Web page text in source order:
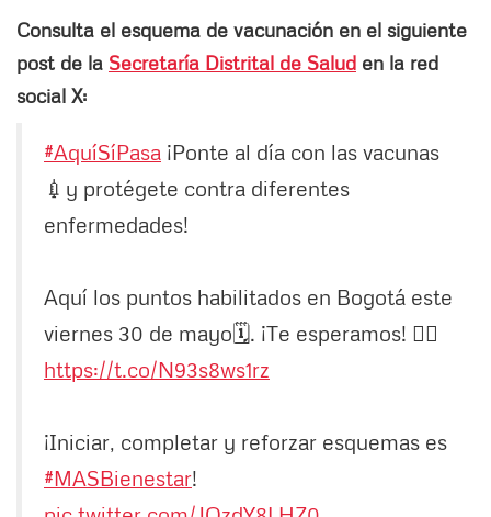
Consulta el esquema de vacunación en el siguiente
post de la Secretaría Distrital de Salud en la red
social X:
#AquíSíPasa ¡Ponte al día con las vacunas
💉y protégete contra diferentes
enfermedades!
Aquí los puntos habilitados en Bogotá este
viernes 30 de mayo🗓️. ¡Te esperamos! 👉🏻
https://t.co/N93s8ws1rz
¡Iniciar, completar y reforzar esquemas es
#MASBienestar!